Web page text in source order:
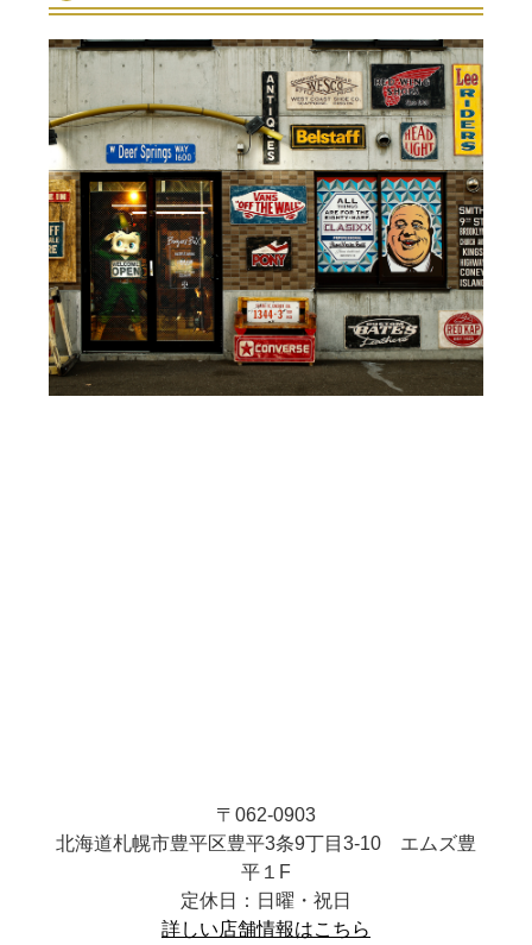
〒062-0903
北海道札幌市豊平区豊平3条9丁目3-10 エムズ豊
平１F
定休日：日曜・祝日
詳しい店舗情報はこちら